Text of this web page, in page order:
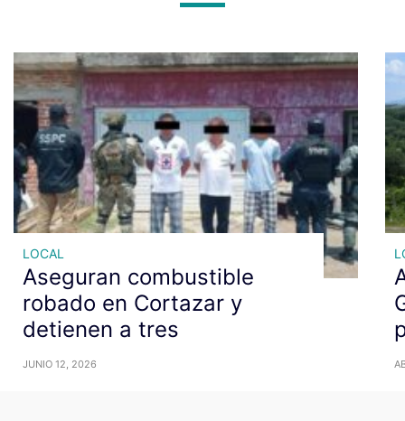
LOCAL
Aseguran combustible
robado en Cortazar y
detienen a tres
JUNIO 12, 2026